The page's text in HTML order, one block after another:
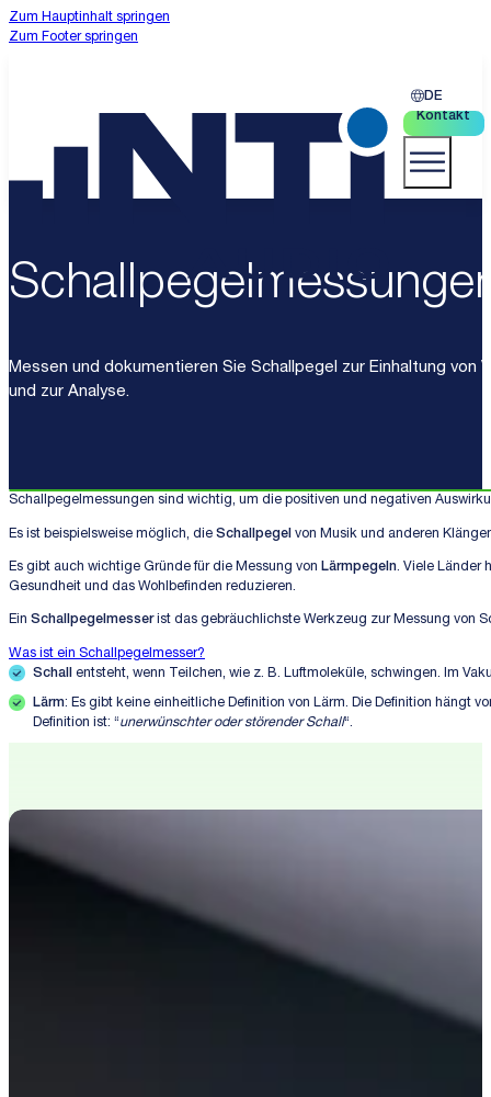
Zum Hauptinhalt springen
Zum Footer springen
DE
Kontakt
Messen und dokumentieren Sie Schallpegel zur Einhaltung von
und zur Analyse.
Schallpegelmessungen sind wichtig, um die positiven und negativen
Es ist beispielsweise möglich, die Schallpegel von Musik und anderen
Es gibt auch wichtige Gründe für die Messung von Lärmpegeln. Viele Länder
Gesundheit und das Wohlbefinden reduzieren.
Ein Schallpegelmesserist das gebräuchlichste Werkzeug zur Messung von
Was ist ein Schallpegelmesser?
Schall entsteht, wenn Teilchen, wie z. B. Luftmoleküle, schwingen. Im
Lärm: Es gibt keine einheitliche Definition von Lärm. Die Definition hängt
Definition ist: “unerwünschter oder störender Schall“.